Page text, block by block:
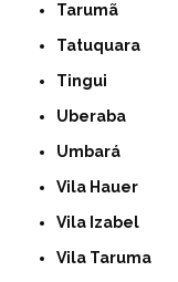
Tarumã
Tatuquara
Tingui
Uberaba
Umbará
Vila Hauer
Vila Izabel
Vila Taruma